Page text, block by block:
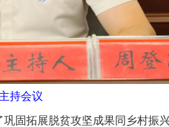
持会议
拓展脱贫攻坚成果同乡村振